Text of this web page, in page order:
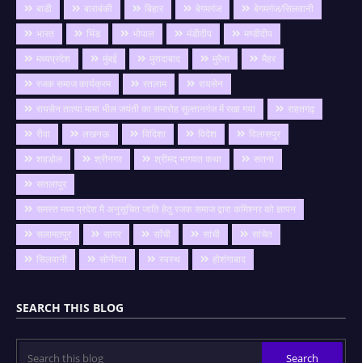
बाडी
बाराबंकी बिहार बेगमगंज
बेगमगंज/सिलवानी
भारत
भिंड भोपाल मंडीदीप
मण्डीदीप
मध्यप्रदेश
मुंबई मुरादाबाद मुरैना
मैहर
रजक समाज कार्यक्रम
रतलाम
रायसेन
रायसेन तात्या मामा भील जयंती का समारोह सुल्तानगंज में रखा गया
राहतगढ़
रीवा
लखनऊ विदिशा विदेश
विलासपुर
शहडोल
श्रीनगर श्रीमद् भागवत कथा
सतना
सतलापुर
समस्त मध्य प्रदेश मै अनुसूचित जाति हेतु रजक समाज द्वारा कमिश्नर को ज्ञापन
सलामतपुर
सागर साँची सांची
सांचेत
सिलवानी
सोनीपत स्वस्थ होशंगाबाद
SEARCH THIS BLOG